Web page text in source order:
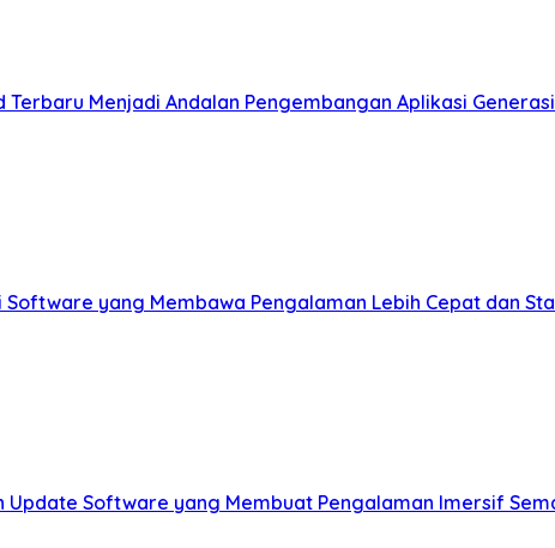
Terbaru Menjadi Andalan Pengembangan Aplikasi
Software yang Membawa Pengalaman Lebih Cepat dan
Update Software yang Membuat Pengalaman Imersif